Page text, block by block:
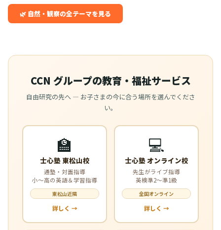
🌿 自然・観察の全テーマを見る
CCN グループの教育・福祉サービス
自由研究の先へ — お子さまの今に合う場所を選んでくださ
い。
🏫
士心塾 東松山校
通塾・対面指導
小〜高の英語＆学習指導
東松山近隣
詳しく →
💻
士心塾 オンライン校
先生がライブ指導
英検準2〜準1級
全国オンライン
詳しく →